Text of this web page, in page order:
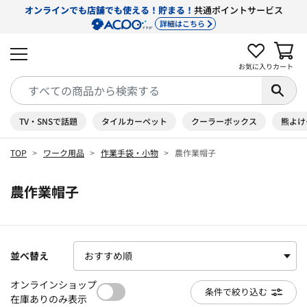
オンラインでも店舗でも使える！貯まる！ 共通ポイントサービス
詳細はこちら
お気に入り カート
TV・SNSで話題 タイルカーペット クーラーボックス 熊よ
TOP ワーク用品 作業手袋・小物 農作業帽子
農作業帽子
並べ替え
オンラインショップ
在庫ありのみ表示
条件で絞り込む